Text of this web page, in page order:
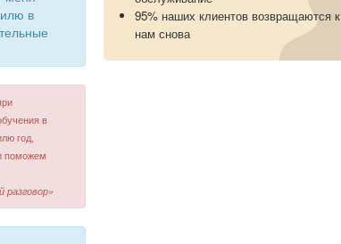
в
в
год,
поможем
95% наших клиентов возвращаются к
нам снова